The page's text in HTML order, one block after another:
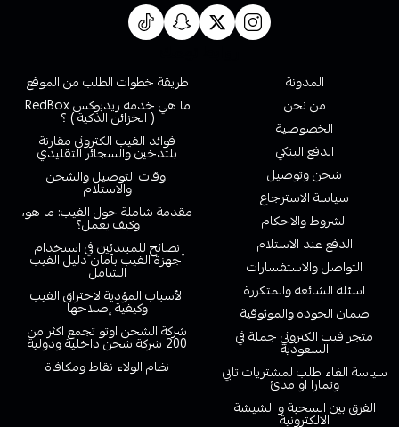
المدونة
من نحن
الخصوصية
الدفع البنكي
شحن وتوصيل
سياسة الاسترجاع
الشروط والاحكام
الدفع عند الاستلام
التواصل والاستفسارات
اسئلة الشائعة والمتكررة
ضمان الجودة والموثوقية
متجر فيب الكتروني جملة في
السعودية
سياسة الغاء طلب لمشتريات تابي
وتمارا او مدئ
الفرق بين السحبة و الشيشة
الالكترونية
طريقة خطوات الطلب من الموقع
ما هي خدمة ريدبوكس RedBox
( الخزائن الذكية ) ؟
فوائد الفيب الكتروني مقارنة
بلتدخين والسجائر التقليدي
اوقات التوصيل والشحن
والاستلام
مقدمة شاملة حول الفيب: ما هو،
وكيف يعمل؟
نصائح للمبتدئين في استخدام
أجهزة الفيب بأمان دليل الفيب
الشامل
الأسباب المؤدية لاحتراق الفيب
وكيفية إصلاحها
شركة الشحن اوتو تجمع اكثر من
200 شركة شحن داخلية ودولية
نظام الولاء نقاط ومكافاة